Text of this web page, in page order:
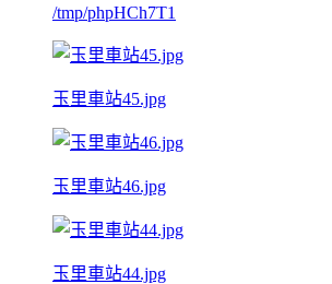
/tmp/phpHCh7T1
玉里車站45.jpg
玉里車站46.jpg
玉里車站44.jpg